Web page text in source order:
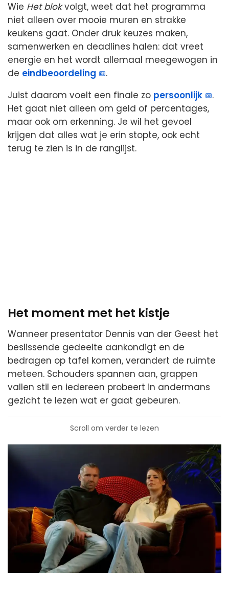
Wie Het blokvolgt, weet dat het programma
niet alleen over mooie muren en strakke
keukens gaat. Onder druk keuzes maken,
samenwerken en deadlines halen: dat vreet
energie en het wordt allemaal meegewogen in
de eindbeoordeling
.
Juist daarom voelt een finale zo persoonlijk
.
Het gaat niet alleen om geld of percentages,
maar ook om erkenning. Je wil het gevoel
krijgen dat alles wat je erin stopte, ook echt
terug te zien is in de ranglijst.
Het moment met het kistje
Wanneer presentator Dennis van der Geest het
beslissende gedeelte aankondigt en de
bedragen op tafel komen, verandert de ruimte
meteen. Schouders spannen aan, grappen
vallen stil en iedereen probeert in andermans
gezicht te lezen wat er gaat gebeuren.
Scroll om verder te lezen